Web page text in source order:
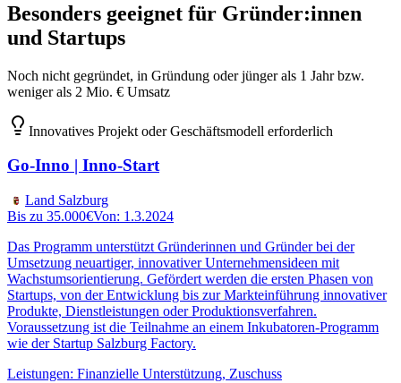
Besonders geeignet für Gründer:innen
und Startups
Noch nicht gegründet, in Gründung oder jünger als 1 Jahr bzw.
weniger als 2 Mio. € Umsatz
Innovatives Projekt oder Geschäftsmodell erforderlich
Go-Inno | Inno-Start
Land Salzburg
Bis zu 35.000€Von: 1.3.2024
Das Programm unterstützt Gründerinnen und Gründer bei der
Umsetzung neuartiger, innovativer Unternehmensideen mit
Wachstumsorientierung. Gefördert werden die ersten Phasen von
Startups, von der Entwicklung bis zur Markteinführung innovativer
Produkte, Dienstleistungen oder Produktionsverfahren.
Voraussetzung ist die Teilnahme an einem Inkubatoren-Programm
wie der Startup Salzburg Factory.
Leistungen: Finanzielle Unterstützung, Zuschuss